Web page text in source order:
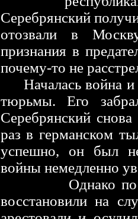
Серебрянский
отозвали в
признания в
почему-то не
Началась война и
тюрьмы. Его
Серебрянский
раз в германском
успешно, он был
войны немедленно
Однако
восстановили на